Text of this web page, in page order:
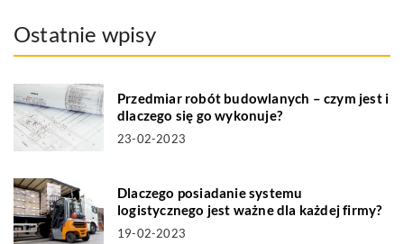
Ostatnie wpisy
Przedmiar robót budowlanych – czym jest i
dlaczego się go wykonuje?
23-02-2023
Dlaczego posiadanie systemu
logistycznego jest ważne dla każdej firmy?
19-02-2023